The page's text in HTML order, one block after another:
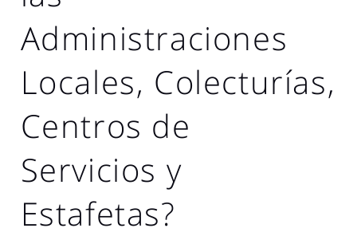
Administraciones
Locales, Colecturías,
Centros de
Servicios y
Estafetas?